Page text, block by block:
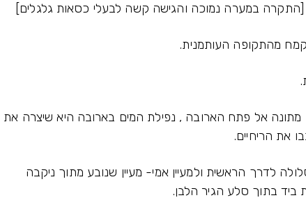
במערה נמוכה והגישה קשה לבעלי כסאות גלגלים]
מהתקופה העותמנית.
אל פתח הארובה , נפילת המים בארובה היא שיצרה את
את הריחיים.
לדרך הראשית ולמעיין אמי- מעיין שנובע מתוך ניקבה
ביד בתוך סלע הגיר הלבן.